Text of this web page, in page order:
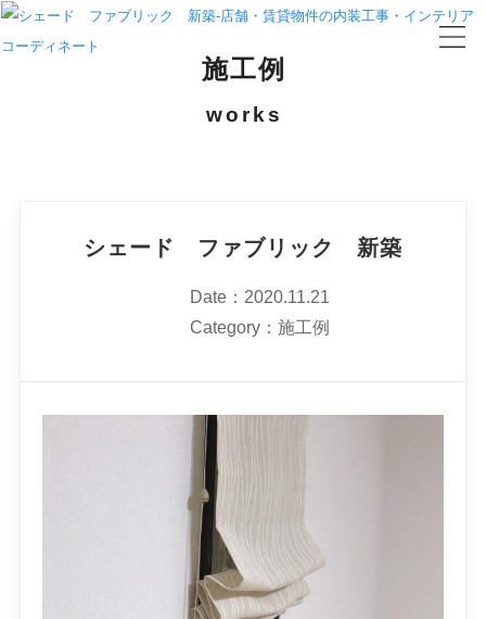
施工例
works
シェード ファブリック 新築
Date：2020.11.21
Category：施工例